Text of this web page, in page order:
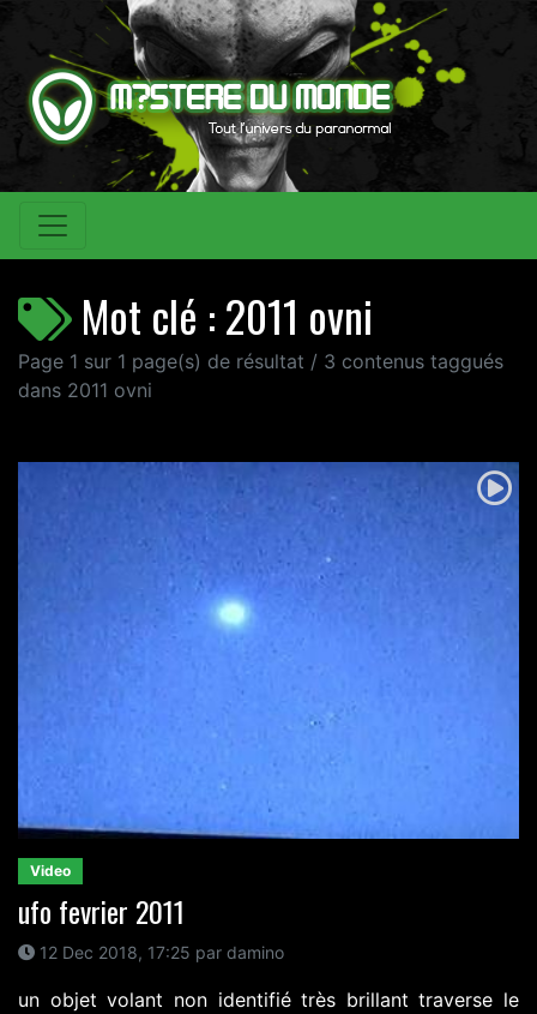
Mot clé : 2011 ovni
Page 1 sur 1 page(s) de résultat / 3 contenus taggués
dans 2011 ovni
Video
ufo fevrier 2011
12 Dec 2018, 17:25 par damino
un objet volant non identifié très brillant traverse le